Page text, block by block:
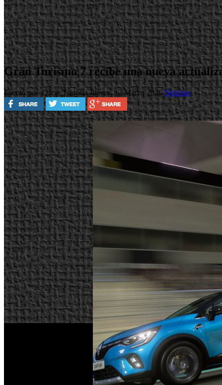
Gran Turismo 7 recibe una nueva
Escrito por Oscar TorrobaJueves, 12 Marzo 2026Noticias